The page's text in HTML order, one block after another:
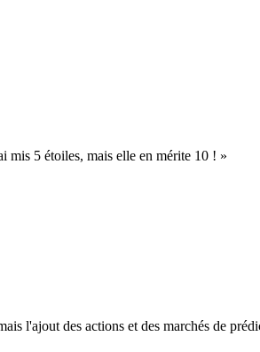
mis 5 étoiles, mais elle en mérite 10 ! »
l'ajout des actions et des marchés de